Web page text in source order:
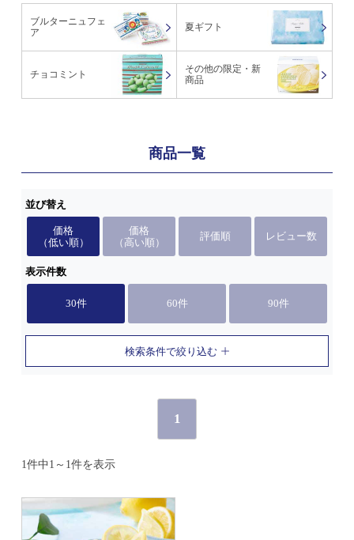
ブルターニュフェ
ア
夏ギフト
チョコミント
その他の限定・新
商品
商品一覧
並び替え
価格
（低い順）
価格
（高い順）
評価順 レビュー数
表示件数
30件 60件 90件
検索条件で絞り込む
1
1件中1～1件を表示